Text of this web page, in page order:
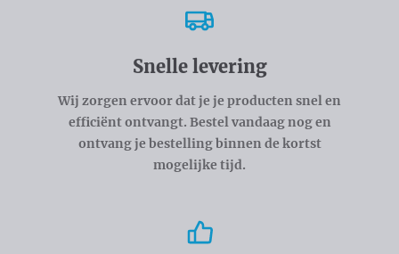
Snelle levering
Wij zorgen ervoor dat je je producten snel en
efficiënt ontvangt. Bestel vandaag nog en
ontvang je bestelling binnen de kortst
mogelijke tijd.